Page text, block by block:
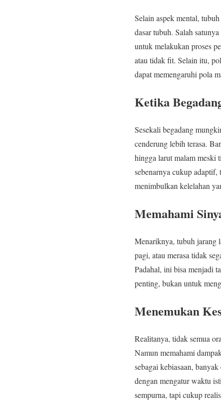
Selain aspek mental,
dasar tubuh. Salah
untuk melakukan proses
atau tidak fit. Selain itu,
dapat memengaruhi pola
Ketika
Sesekali begadang
cenderung lebih terasa.
hingga larut malam meski
sebenarnya cukup adaptif,
menimbulkan kelelahan
Memahami
Menariknya, tubuh jarang
pagi, atau merasa tidak
Padahal, ini bisa menjadi
penting, bukan untuk
Menemukan
Realitanya, tidak semua
Namun memahami
sebagai kebiasaan,
dengan mengatur waktu
sempurna, tapi cukup